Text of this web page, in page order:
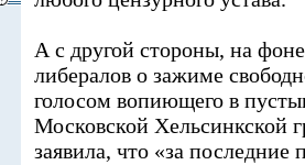
А с другой стороны, на
либералов о зажиме
голосом вопиющего в
Московской Хельсинкской
заявила, что «за последние